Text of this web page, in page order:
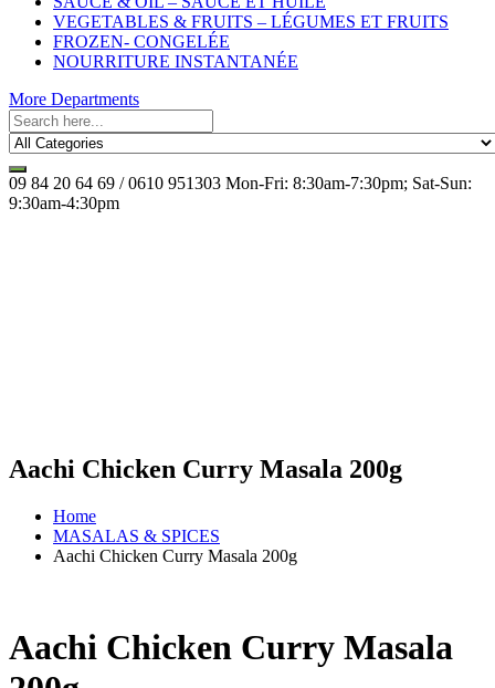
VEGETABLES & FRUITS – LÉGUMES ET FRUITS
FROZEN- CONGELÉE
NOURRITURE INSTANTANÉE
More Departments
09 84 20 64 69 / 0610 951303 Mon-Fri: 8:30am-7:30pm; Sat-Sun:
9:30am-4:30pm
Aachi Chicken Curry Masala 200g
Home
MASALAS & SPICES
Aachi Chicken Curry Masala 200g
Aachi Chicken Curry Masala